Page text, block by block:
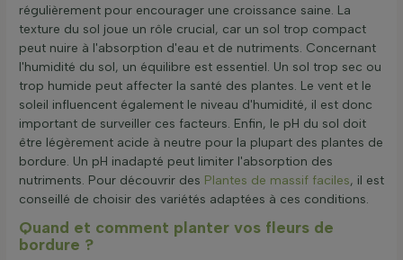
régulièrement pour encourager une croissance saine. La
texture du sol joue un rôle crucial, car un sol trop compact
peut nuire à l'absorption d'eau et de nutriments. Concernant
l'humidité du sol, un équilibre est essentiel. Un sol trop sec ou
trop humide peut affecter la santé des plantes. Le vent et le
soleil influencent également le niveau d'humidité, il est donc
important de surveiller ces facteurs. Enfin, le pH du sol doit
être légèrement acide à neutre pour la plupart des plantes de
bordure. Un pH inadapté peut limiter l'absorption des
nutriments. Pour découvrir des Plantes de massif faciles, il est
conseillé de choisir des variétés adaptées à ces conditions.
Quand et comment planter vos fleurs de
bordure ?